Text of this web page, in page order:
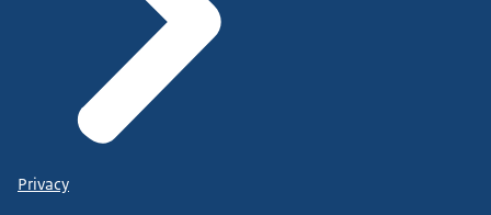
Privacy